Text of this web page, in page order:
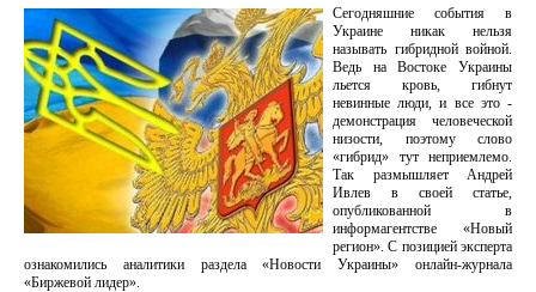
Сегодняшние события в
Украине никак нельзя
называть гибридной войной.
Ведь на Востоке Украины
льется кровь, гибнут
невинные люди, и все это -
демонстрация человеческой
низости, поэтому слово
«гибрид» тут неприемлемо.
Так размышляет Андрей
Ивлев в своей статье,
опубликованной в
информагентстве «Новый
регион». С позицией эксперта
ознакомились аналитики раздела «Новости Украины» онлайн-журнала
«Биржевой лидер».